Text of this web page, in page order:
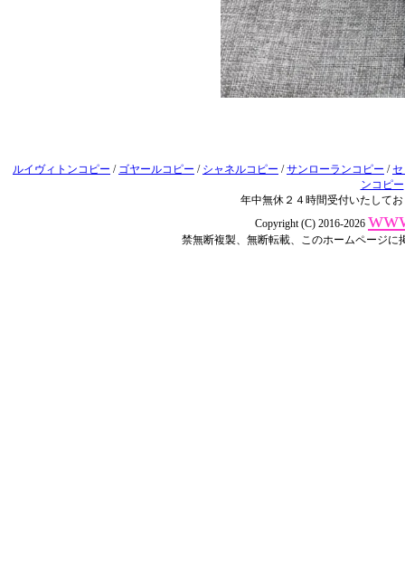
ルイヴィトンコピー / ゴヤールコピー / シャネルコピー /サンローランコピー /
ンコピー
年中無休２４時間受付いたして
Copyright (C) 2016-2026
禁無断複製、無断転載、このホームページ